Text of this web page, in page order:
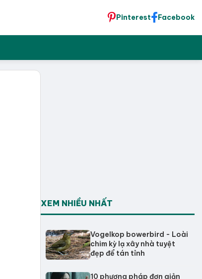
Pinterest Facebook
XEM NHIỀU NHẤT
Vogelkop bowerbird - Loài
chim kỳ lạ xây nhà tuyệt
đẹp để tán tỉnh
10 phương pháp đơn giản